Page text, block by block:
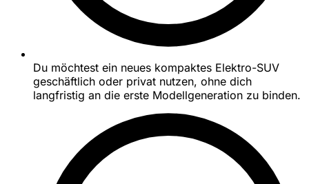
Du möchtest ein neues kompaktes Elektro-SUV
geschäftlich oder privat nutzen, ohne dich
langfristig an die erste Modellgeneration zu binden.